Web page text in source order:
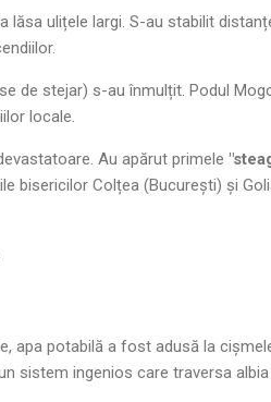
lăsa ulițele largi. S-au stabilit
de stejar) s-au înmulțit. Podul
locale.
Au apărut primele
bisericilor Colțea (București) și
apa potabilă a fost adusă la
sistem ingenios care traversa albia